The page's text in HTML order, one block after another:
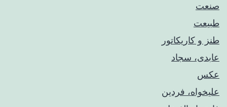
صنعت
طبیعت
طنز و کاریکاتور
عابدی، سجاد
عکس
علیخواه، فردین